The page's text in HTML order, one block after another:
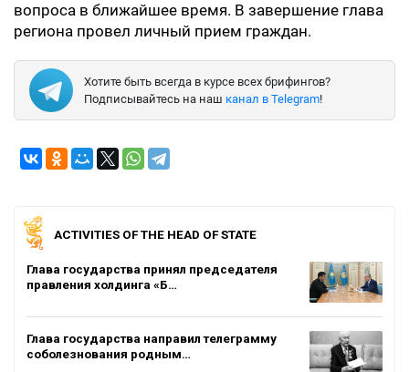
вопроса в ближайшее время. В завершение глава
региона провел личный прием граждан.
Хотите быть всегда в курсе всех брифингов?
Подписывайтесь на наш канал в Telegram!
ACTIVITIES OF THE HEAD OF STATE
Глава государства принял председателя
правления холдинга «Б…
Глава государства направил телеграмму
соболезнования родным…